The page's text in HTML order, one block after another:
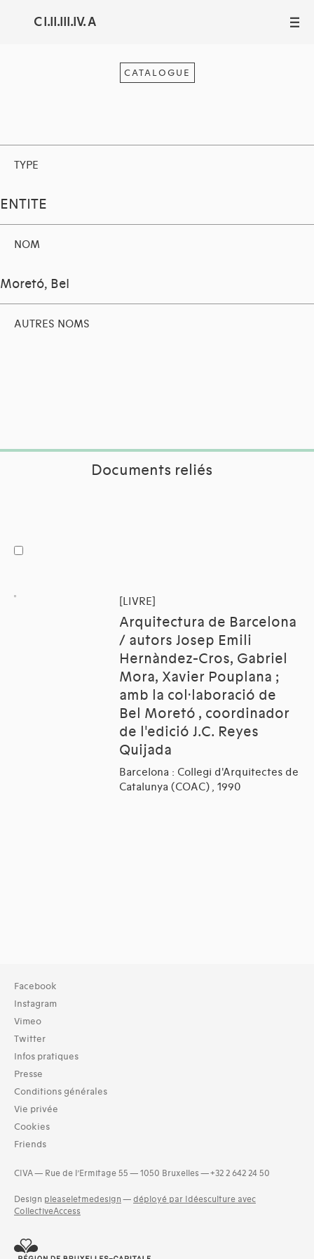
C I.II.III.IV. A III
CATALOGUE
TYPE
ENTITE
NOM
Moretó, Bel
AUTRES NOMS
Documents reliés
[LIVRE]
Arquitectura de Barcelona
/ autors Josep Emili
Hernàndez-Cros, Gabriel
Mora, Xavier Pouplana ;
amb la col·laboració de
Bel Moretó , coordinador
de l'edició J.C. Reyes
Quijada
Barcelona : Collegi d'Arquitectes de
Catalunya (COAC) , 1990
Facebook
Instagram
Vimeo
Twitter
Infos pratiques
Presse
Conditions générales
Vie privée
Cookies
Friends
CIVA — Rue de l’Ermitage 55 — 1050 Bruxelles — +32 2 642 24 50
Design pleaseletmedesign — déployé par Idéesculture avec
CollectiveAccess